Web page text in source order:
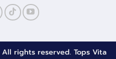
All rights reserved. Tops Vita